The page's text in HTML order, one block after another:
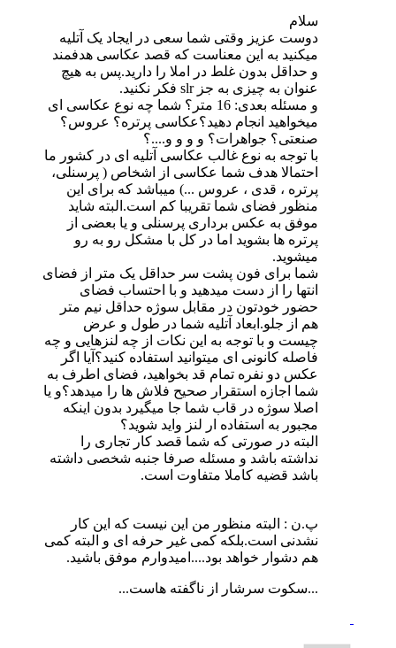
سلام
دوست عزیز وقتی شما سعی در ایجاد یک آتلیه
میکنید به این معناست که قصد عکاسی هدفمند
و حداقل بدون غلط در املا را دارید.پس به هیچ
عنوان به چیزی به جز slr فکر نکنید.
و مسئله بعدی: 16 متر؟ شما چه نوع عکاسی ای
میخواهید انجام دهید؟عکاسی پرتره؟ عروس؟
صنعتی؟ جواهرات؟ و و و و....؟
با توجه به نوع غالب عکاسی آتلیه ای در کشور ما
احتمالا هدف شما عکاسی از اشخاص ( پرسنلی،
پرتره ، قدی ، عروس ...) میباشد که برای این
منظور فضای شما تقریبا کم است.البته شاید
موفق به عکس برداری پرسنلی و یا بعضی از
پرتره ها بشوید اما در کل با مشکل رو به رو
میشوید.
شما برای فون پشت سر حداقل یک متر از فضای
انتها را از دست میدهید و با احتساب فضای
حضور خودتون در مقابل سوژه حداقل نیم متر
هم از جلو.ابعاد آتلیه شما در طول و عرض
چیست و با توجه به این نکات از چه لنزهایی و چه
فاصله کانونی ای میتوانید استفاده کنید؟آیا اگر
عکس دو نفره تمام قد بخواهید، فضای اطرف به
شما اجازه استقرار صحیح فلاش ها را میدهد؟و یا
اصلا سوژه در قاب شما جا میگیرد بدون اینکه
مجبور به استفاده ار لنز واید شوید؟
البته در صورتی که شما قصد کار تجاری را
نداشته باشد و مسئله صرفا جنبه شخصی داشته
باشد قضیه کاملا متفاوت است.
پ.ن : البته منظور من این نیست که این کار
نشدنی است.بلکه کمی غیر حرفه ای و البته کمی
هم دشوار خواهد بود....امیدوارم موفق باشید.
...سكوت سرشار از ناگفته هاست...